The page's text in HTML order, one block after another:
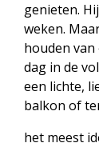
genieten.
weken.
houden van
dag in de
een lichte,
balkon of
het meest